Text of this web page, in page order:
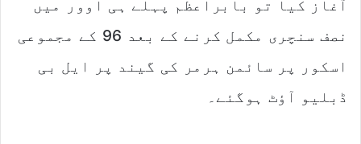
آغاز کیا تو بابراعظم پہلے ہی اوور میں
نصف سنچری مکمل کرنے کے بعد 96 کے مجموعی
اسکور پر سائمن ہرمر کی گیند پر ایل بی
ڈبلیو آؤٹ ہوگئے۔